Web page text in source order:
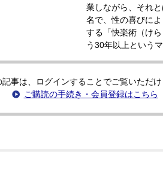
業しながら、それ
名で、性の喜びに
する「快楽術（け
う30年以上という
記事は、ログインすることでご覧いただけ
ご購読の手続き・会員登録はこちら